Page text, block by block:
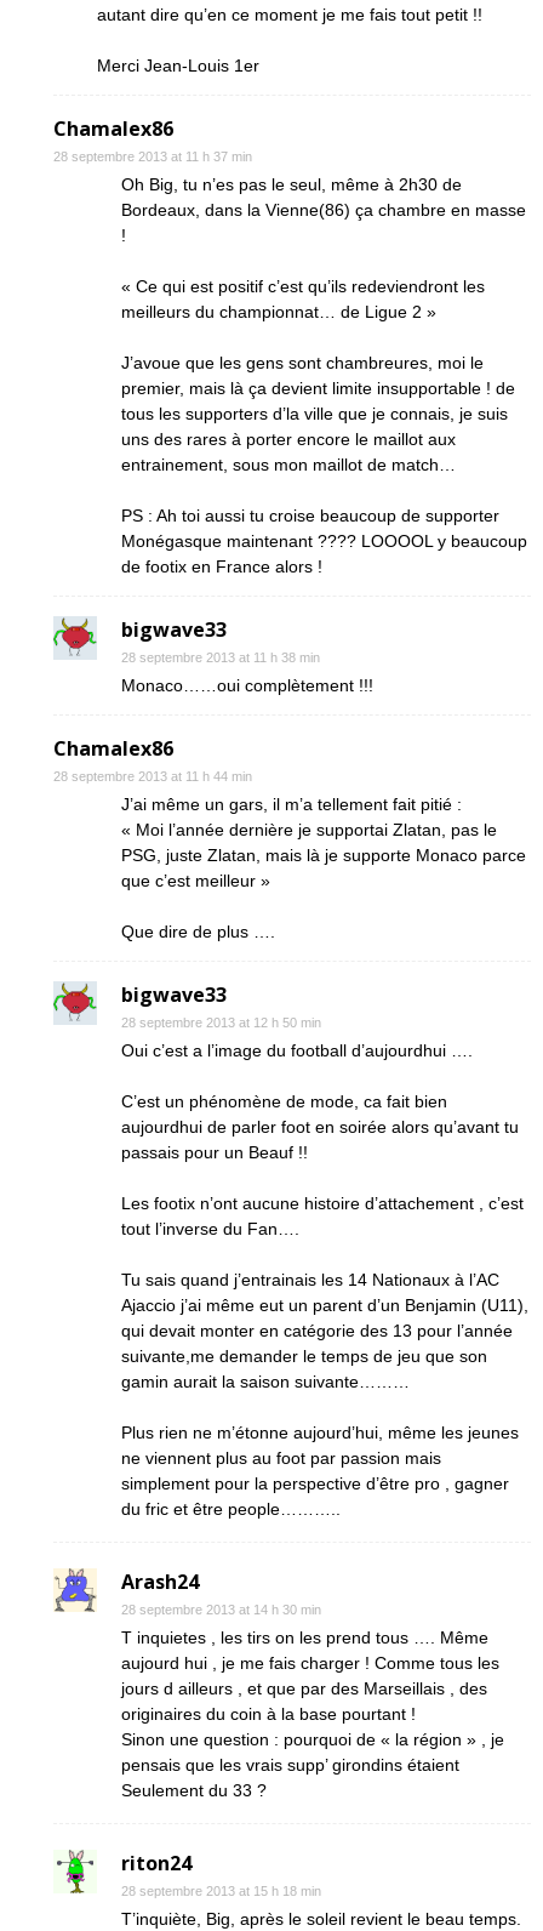
autant dire qu’en ce moment je me fais tout petit !!
Merci Jean-Louis 1er
Chamalex86
28 septembre 2013 at 11 h 37 min
Oh Big, tu n’es pas le seul, même à 2h30 de
Bordeaux, dans la Vienne(86) ça chambre en masse
!
« Ce qui est positif c’est qu’ils redeviendront les
meilleurs du championnat… de Ligue 2 »
J’avoue que les gens sont chambreures, moi le
premier, mais là ça devient limite insupportable ! de
tous les supporters d’la ville que je connais, je suis
uns des rares à porter encore le maillot aux
entrainement, sous mon maillot de match…
PS : Ah toi aussi tu croise beaucoup de supporter
Monégasque maintenant ???? LOOOOL y beaucoup
de footix en France alors !
bigwave33
28 septembre 2013 at 11 h 38 min
Monaco……oui complètement !!!
Chamalex86
28 septembre 2013 at 11 h 44 min
J’ai même un gars, il m’a tellement fait pitié :
« Moi l’année dernière je supportai Zlatan, pas le
PSG, juste Zlatan, mais là je supporte Monaco parce
que c’est meilleur »
Que dire de plus ….
bigwave33
28 septembre 2013 at 12 h 50 min
Oui c’est a l’image du football d’aujourdhui ….
C’est un phénomène de mode, ca fait bien
aujourdhui de parler foot en soirée alors qu’avant tu
passais pour un Beauf !!
Les footix n’ont aucune histoire d’attachement , c’est
tout l’inverse du Fan….
Tu sais quand j’entrainais les 14 Nationaux à l’AC
Ajaccio j’ai même eut un parent d’un Benjamin (U11),
qui devait monter en catégorie des 13 pour l’année
suivante,me demander le temps de jeu que son
gamin aurait la saison suivante………
Plus rien ne m’étonne aujourd’hui, même les jeunes
ne viennent plus au foot par passion mais
simplement pour la perspective d’être pro , gagner
du fric et être people………..
Arash24
28 septembre 2013 at 14 h 30 min
T inquietes , les tirs on les prend tous …. Même
aujourd hui , je me fais charger ! Comme tous les
jours d ailleurs , et que par des Marseillais , des
originaires du coin à la base pourtant !
Sinon une question : pourquoi de « la région » , je
pensais que les vrais supp’ girondins étaient
Seulement du 33 ?
riton24
28 septembre 2013 at 15 h 18 min
T’inquiète, Big, après le soleil revient le beau temps.